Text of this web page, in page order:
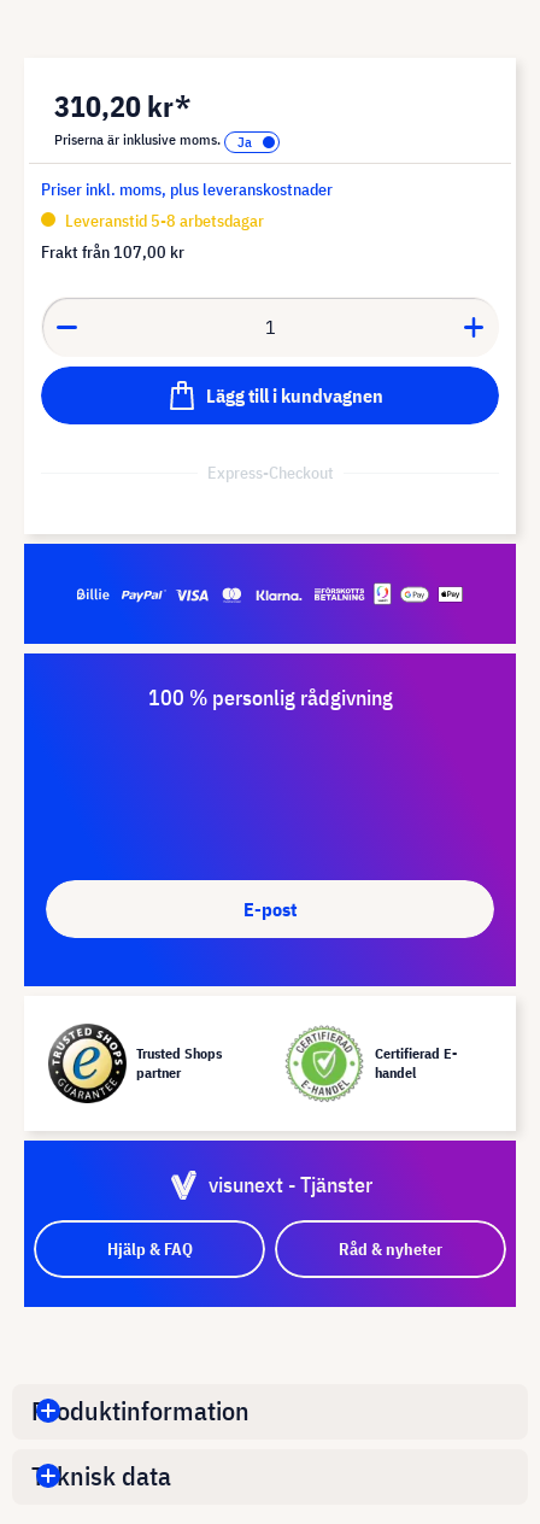
310,20 kr*
Priserna är inklusive moms.
Priser inkl. moms, plus leveranskostnader
Leveranstid 5-8 arbetsdagar
Frakt från 107,00 kr
Lägg till i kundvagnen
Express-Checkout
100 % personlig rådgivning
E-post
Trusted Shops
partner
Certifierad E-
handel
visunext - Tjänster
Hjälp & FAQ Råd & nyheter
Produktinformation
Teknisk data